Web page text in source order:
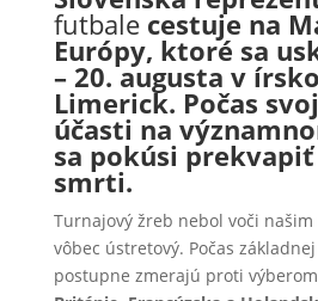
futbalecestuje na
Európy, ktoré sa
– 20. augusta v
Limerick. Počas
účasti na
sa pokúsi
smrti.
Turnajový žreb nebol voči
vôbec ústretový. Počas
postupne zmerajú proti výberom